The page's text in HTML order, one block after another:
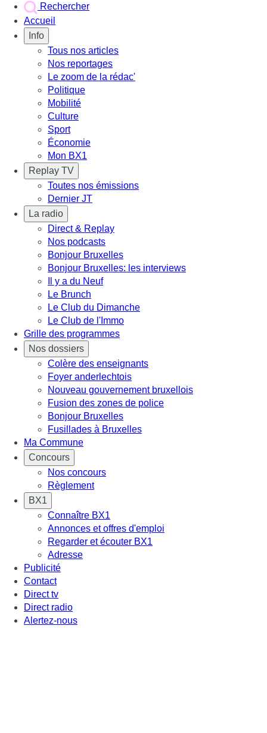
Rechercher
Accueil
Info
Tous nos articles
Nos reportages
Le zoom de la rédac'
Politique
Mobilité
Culture
Sport
Économie
Mon BX1
Replay TV
Toutes nos émissions
Dernier JT
La radio
Direct & Replay
Nos podcasts
Bonjour Bruxelles
Bonjour Bruxelles: les interviews
Il y a du Neuf
Le Brunch
Le Club du Dimanche
Le Club de l'Immo
Grille des programmes
Nos dossiers
Colère des enseignants
Foyer anderlechtois
Nouveau gouvernement bruxellois
Fusion des zones de police
Bonjour Bruxelles
Fusillades à Bruxelles
Ma Commune
Concours
Nos concours
Règlement
BX1
Connaître BX1
Annonces et offres d'emploi
Regarder et écouter BX1
Adresse
Publicité
Contact
Direct tv
Direct radio
Alertez-nous